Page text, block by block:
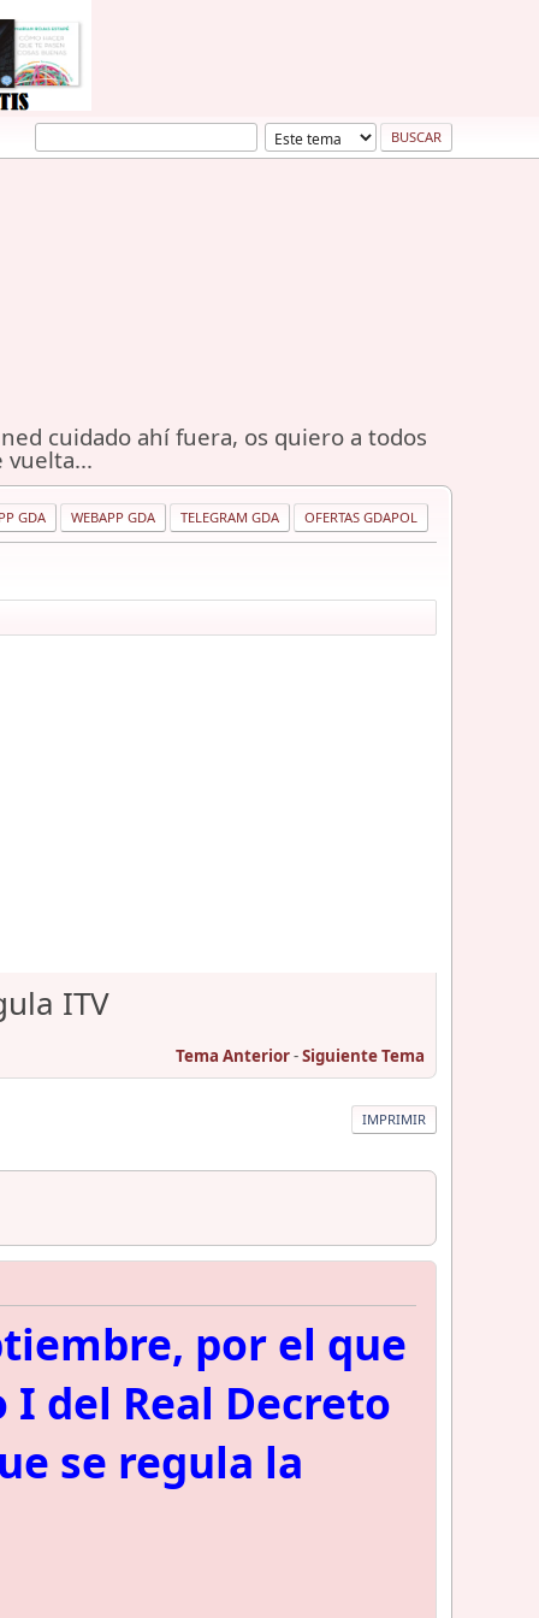
cuidado ahí fuera, os quiero a todos
vuelta...
GDA WEBAPP GDA TELEGRAM GDA OFERTAS GDAPOL
ITV
Tema Anterior-Siguiente Tema
IMPRIMIR
por el que
del Real Decreto
se regula la